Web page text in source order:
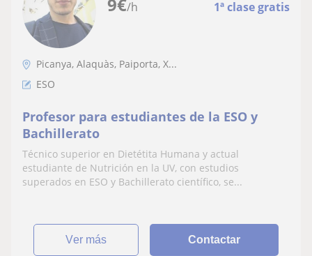
/h 1ª clase gratis
Picanya, Alaquàs, Paiporta, X...
ESO
Profesor para estudiantes de la ESO y
Bachillerato
Técnico superior en Dietétita Humana y actual
estudiante de Nutrición en la UV, con estudios
superados en ESO y Bachillerato científico, se...
ver más Contactar